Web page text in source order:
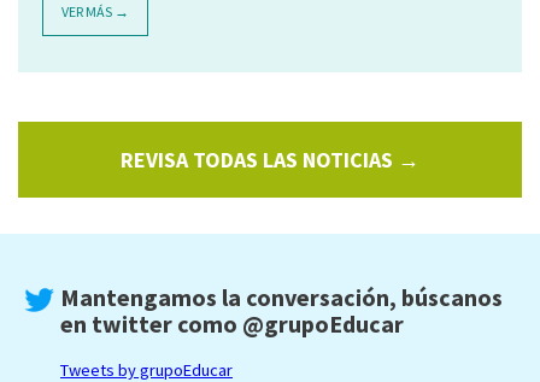
VER MÁS →
REVISA TODAS LAS NOTICIAS →
Mantengamos la conversación, búscanos
en twitter como @grupoEducar
Tweets by grupoEducar